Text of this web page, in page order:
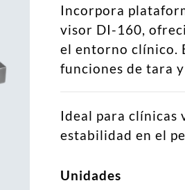
Incorpora
visor DI-160,
el entorno clínico.
funciones de tara
Ideal para clínicas
estabilidad en el
Unidades